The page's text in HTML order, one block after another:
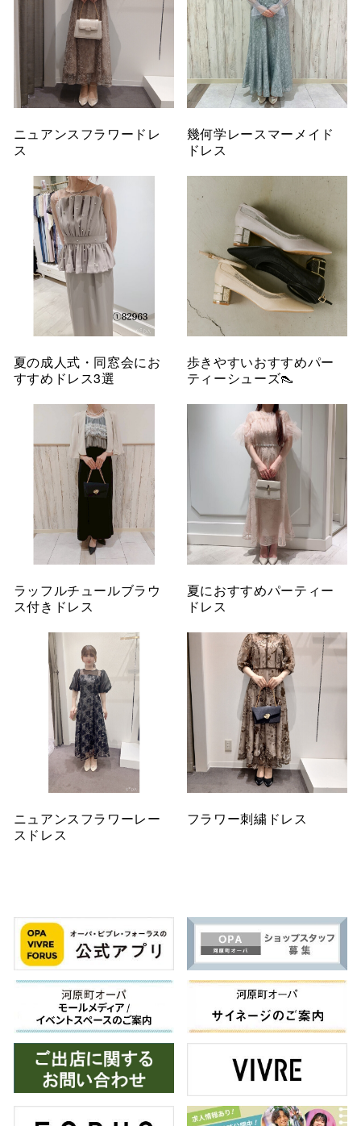
ニュアンスフラワードレ
ス
幾何学レースマーメイド
ドレス
夏の成人式・同窓会にお
すすめドレス3選
歩きやすいおすすめパー
ティーシューズ👠
ラッフルチュールブラウ
ス付きドレス
夏におすすめパーティー
ドレス
ニュアンスフラワーレー
スドレス
フラワー刺繍ドレス